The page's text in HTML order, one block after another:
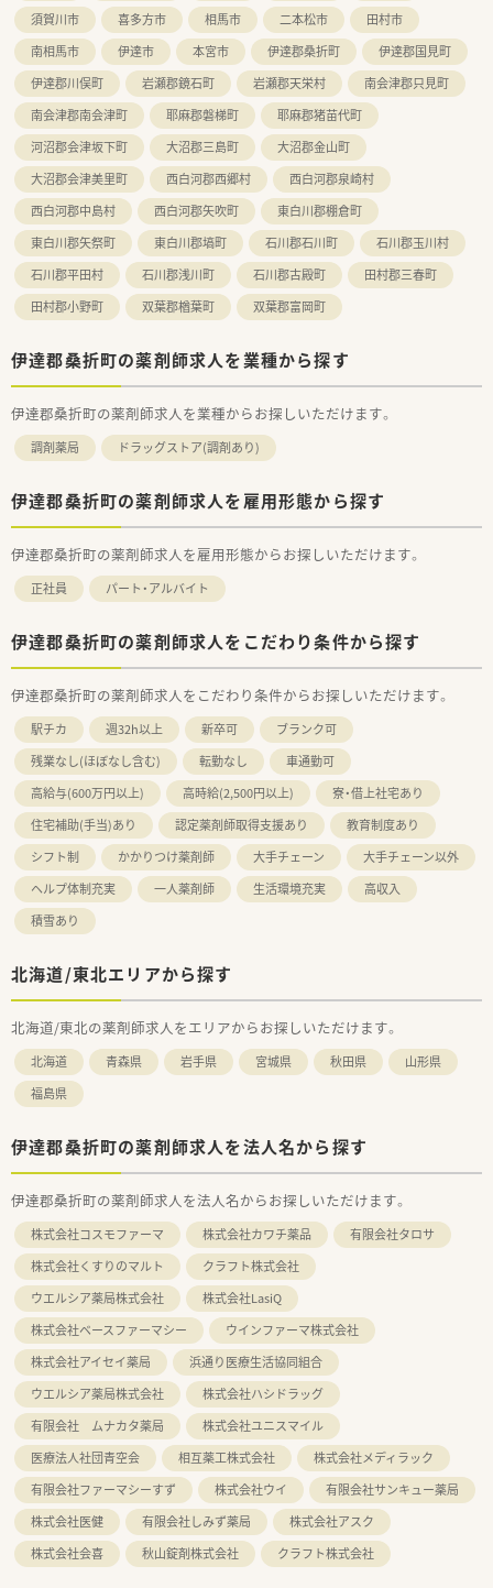
バランスを見て、無理のない人数体制で勤務できるよう調整して
おります。
お互い様の風土が根付けており、有給休暇の取得率が95％以上
と高水準です。
また、育児休暇取得率は90％以上でお仕事をプライベートの両
立が図れる環境です。
＼＼＼企業について／／／
福島県郡山市に本社をおき、福島県を中心とし多数店舗展開して
いる薬局です。
地域に根ざした店舗展開をベースに、地域医療に開かれた薬局作
りを目指しています。
同じエリアに複数店舗があることが多く、通勤範囲内でさまざま
な経験を積んでいただけます。
須賀川市 喜多方市 相馬市 二本松市
田村市
南相馬市
伊達市 本宮市 伊達郡桑折町
伊達郡国見町
伊達郡川俣町
岩瀬郡鏡石町 岩瀬郡天栄村
南会津郡只見町
南会津郡南会津町
耶麻郡磐梯町
耶麻郡猪苗代町
河沼郡会津坂下町
大沼郡三島町
大沼郡金山町
大沼郡会津美里町
西白河郡西郷村
西白河郡泉崎村
西白河郡中島村
西白河郡矢吹町
東白川郡棚倉町
東白川郡矢祭町
東白川郡塙町 石川郡石川町
石川郡玉川村
石川郡平田村
石川郡浅川町 石川郡古殿町
田村郡三春町
田村郡小野町
双葉郡楢葉町 双葉郡富岡町
伊達郡桑折町の薬剤師求人を業種から探す
伊達郡桑折町の薬剤師求人を業種からお探しいただけます。
調剤薬局 ドラッグストア(調剤あり)
伊達郡桑折町の薬剤師求人を雇用形態から探す
伊達郡桑折町の薬剤師求人を雇用形態からお探しいただけます。
正社員 パート・アルバイト
伊達郡桑折町の薬剤師求人をこだわり条件から探す
伊達郡桑折町の薬剤師求人をこだわり条件からお探しいただけます。
駅チカ 週32h以上 新卒可
ブランク可
残業なし(ほぼなし含む)
転勤なし
車通勤可
高給与(600万円以上)
高時給(2,500円以上)
寮・借上社宅あり
住宅補助(手当)あり
認定薬剤師取得支援あり
教育制度あり
シフト制
かかりつけ薬剤師 大手チェーン
大手チェーン以外
ヘルプ体制充実
一人薬剤師 生活環境充実
高収入
積雪あり
北海道/東北エリアから探す
北海道/東北の薬剤師求人をエリアからお探しいただけます。
北海道 青森県 岩手県 宮城県 秋田県
山形県
福島県
伊達郡桑折町の薬剤師求人を法人名から探す
伊達郡桑折町の薬剤師求人を法人名からお探しいただけます。
株式会社コスモファーマ 株式会社カワチ薬品
有限会社タロサ
株式会社くすりのマルト
クラフト株式会社
ウエルシア薬局株式会社
株式会社LasiQ
株式会社ベースファーマシー
ウインファーマ株式会社
株式会社アイセイ薬局
浜通り医療生活協同組合
ウエルシア薬局株式会社
株式会社ハシドラッグ
有限会社 ムナカタ薬局
株式会社ユニスマイル
医療法人社団青空会
相互薬工株式会社
株式会社メディラック
有限会社ファーマシーすず
株式会社ウイ
有限会社サンキュー薬局
株式会社医健
有限会社しみず薬局
株式会社アスク
株式会社会喜
秋山錠剤株式会社 クラフト株式会社